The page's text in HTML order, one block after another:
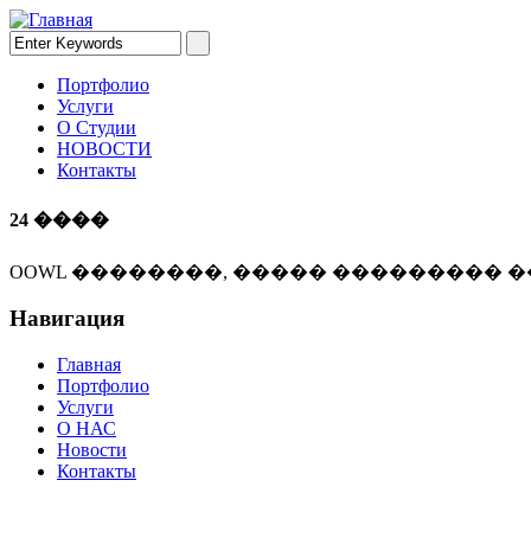
Портфолио
Услуги
О Студии
НОВОСТИ
Контакты
24 ����
OOWL ��������, ����� ���������
Навигация
Главная
Портфолио
Услуги
О НАС
Новости
Контакты